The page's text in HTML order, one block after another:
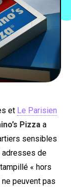
et Le Parisien
Pizza a
sensibles
adresses de
« hors
peuvent pas